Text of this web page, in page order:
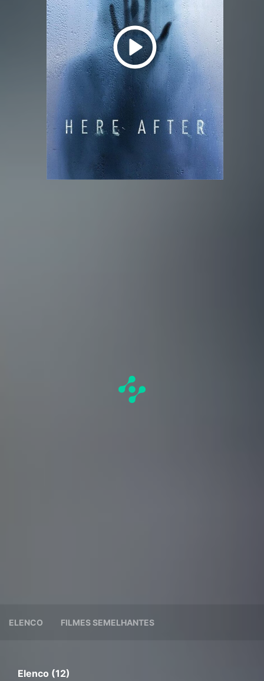
ELENCO FILMES SEMELHANTES
Elenco (12)